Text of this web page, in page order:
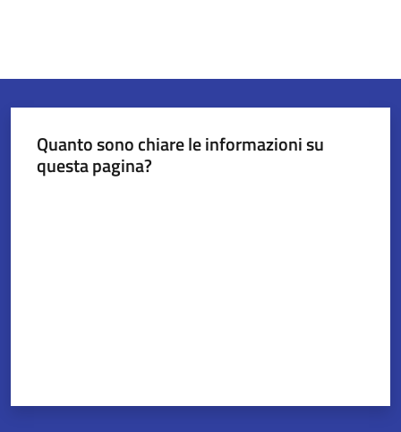
Quanto sono chiare le informazioni su
questa pagina?